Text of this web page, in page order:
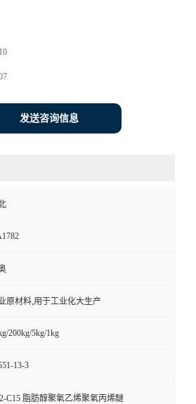
发送咨询信息
原材料,用于工业化大生产
200kg/5kg/1kg
13-3
C15 脂肪醇聚氧乙烯聚氧丙烯醚